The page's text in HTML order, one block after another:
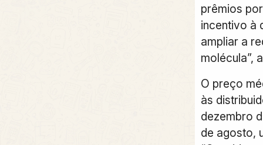
prêmios
incentivo à
ampliar a
molécula”,
O preço
às
dezembro
de agosto,